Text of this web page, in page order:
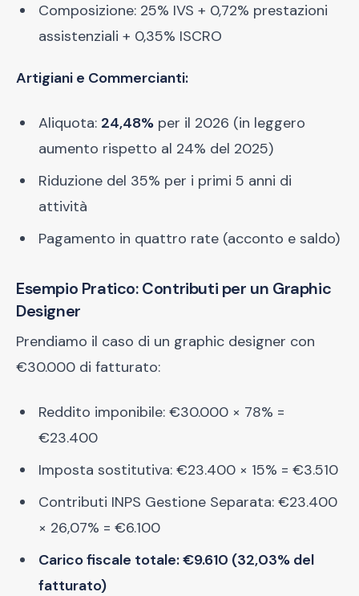
Composizione: 25% IVS + 0,72% prestazioni
assistenziali + 0,35% ISCRO
Artigiani e Commercianti:
Aliquota: 24,48% per il 2026 (in leggero
aumento rispetto al 24% del 2025)
Riduzione del 35% per i primi 5 anni di
attività
Pagamento in quattro rate (acconto e saldo)
Esempio Pratico: Contributi per un Graphic
Designer
Prendiamo il caso di un graphic designer con
€30.000 di fatturato:
Reddito imponibile: €30.000 × 78% =
€23.400
Imposta sostitutiva: €23.400 × 15% = €3.510
Contributi INPS Gestione Separata: €23.400
× 26,07% = €6.100
Carico fiscale totale: €9.610 (32,03% del
fatturato)